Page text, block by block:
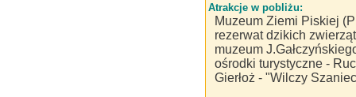
Atrakcje w pobliżu:
Muzeum Ziemi Piskiej
rezerwat dzikich
muzeum
ośrodki turystyczne -
Gierłoż - "Wilczy